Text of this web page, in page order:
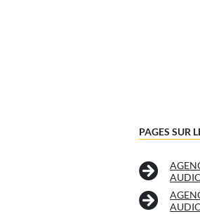
PAGES SUR